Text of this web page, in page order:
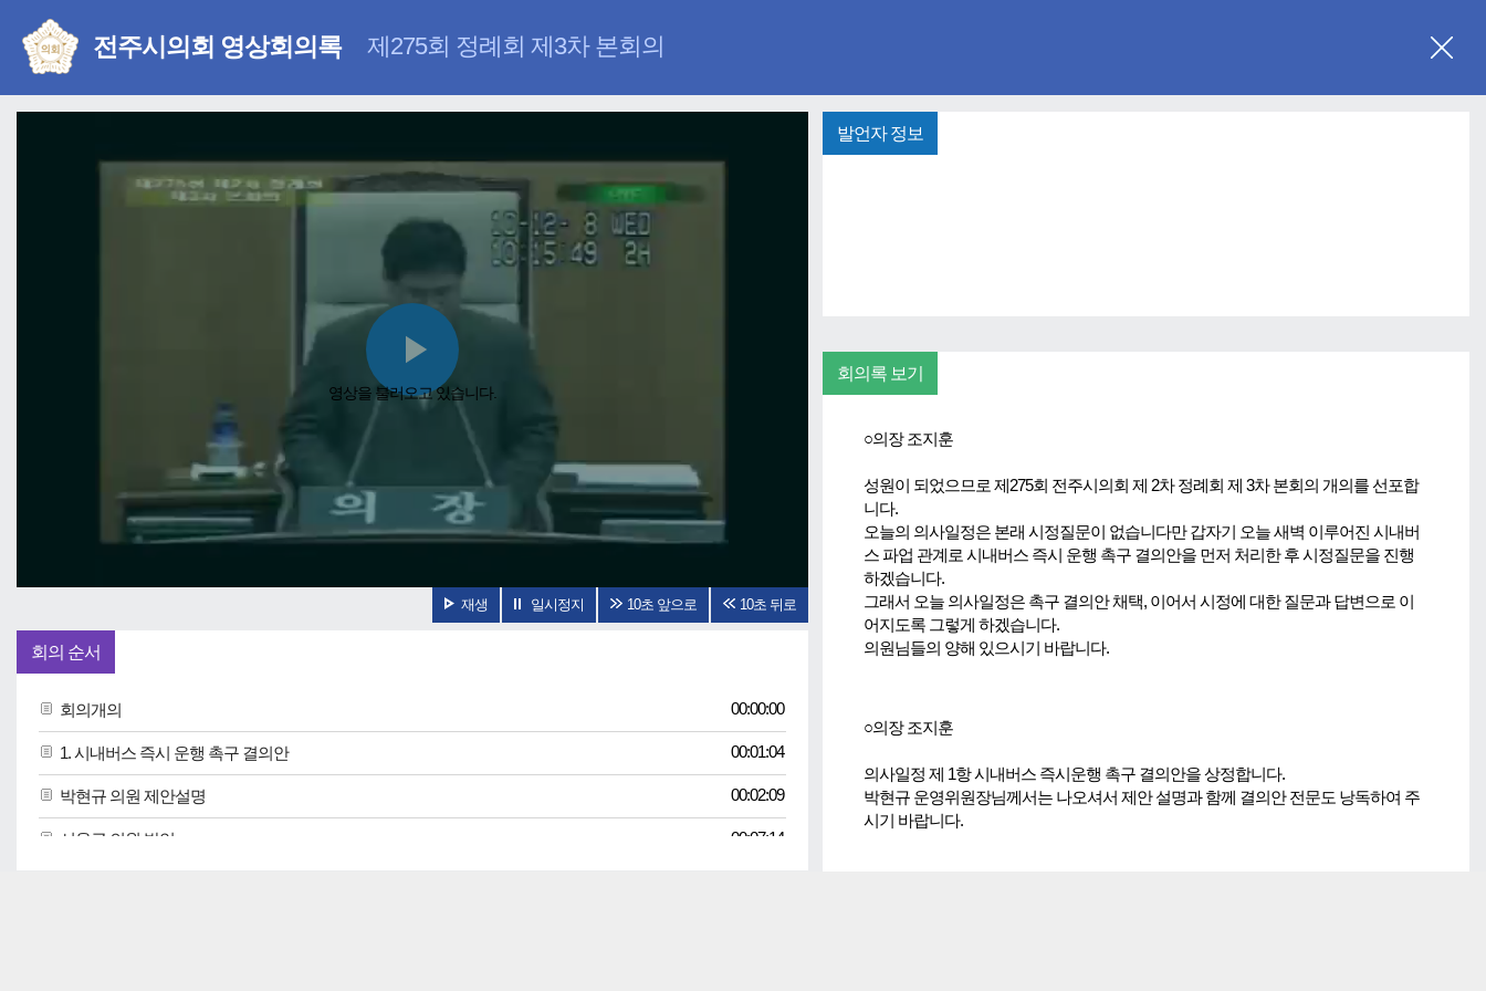
전주시의회 영상회의록 제275회 정례회 제3차 본회의
Play
Video
영상을 불러오고 있습니다.
재생 일시정지 10초 앞으로 10초 뒤로
회의 순서
회의개의 00:00:00
1. 시내버스 즉시 운행 촉구 결의안 00:01:04
박현규 의원 제안설명 00:02:09
서윤근 의원 발언 00:07:14
발언자 정보
회의록 보기
○의장 조지훈
성원이 되었으므로 제275회 전주시의회 제 2차 정례회 제 3차 본회의 개의를 선포합
니다.
오늘의 의사일정은 본래 시정질문이 없습니다만 갑자기 오늘 새벽 이루어진 시내버
스 파업 관계로 시내버스 즉시 운행 촉구 결의안을 먼저 처리한 후 시정질문을 진행
하겠습니다.
그래서 오늘 의사일정은 촉구 결의안 채택, 이어서 시정에 대한 질문과 답변으로 이
어지도록 그렇게 하겠습니다.
의원님들의 양해 있으시기 바랍니다.
○의장 조지훈
의사일정 제 1항 시내버스 즉시운행 촉구 결의안을 상정합니다.
박현규 운영위원장님께서는 나오셔서 제안 설명과 함께 결의안 전문도 낭독하여 주
시기 바랍니다.